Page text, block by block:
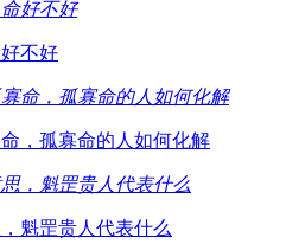
不好
，孤寡命的人如何化解
魁罡贵人代表什么